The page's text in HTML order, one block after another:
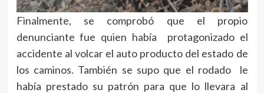
Finalmente, se comprobó que el propio
denunciante fue quien había protagonizado el
accidente al volcar el auto producto del estado de
los caminos. También se supo que el rodado le
había prestado su patrón para que lo llevara al